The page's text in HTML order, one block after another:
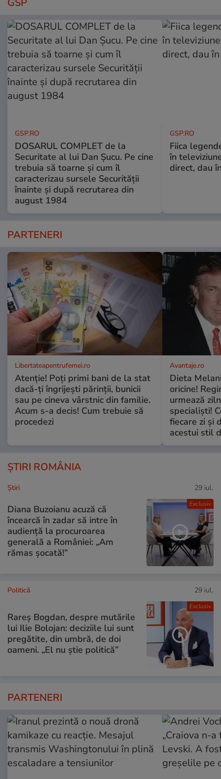
GSP
GSP.RO
DOSARUL COMPLET de la
Securitate al lui Dan Șucu. Pe cine
trebuia să toarne și cum îl
caracterizau sursele Securității
înainte și după recrutarea din
august 1984
GSP.RO
Fiica
în
direct, dau
PARTENERI
Libertateapentrufemei.ro
Atenție! Poți primi bani de la stat
dacă-ți îngrijești părinții, bunicii
sau pe cineva vârstnic din familie.
Acum s-a decis! Cum trebuie să
procedezi
Avantaje.ro
Dieta
oricine!
urmează
specialiști!
fiecare zi și
acestui stil
ȘTIRI ROMÂNIA
Exclusiv
Ştiri 29 iul.
Diana Buzoianu acuză că
încearcă în zadar să intre în
audiență la procuroarea
generală a României: „Am
rămas șocată!”
Exclusiv
Politică 29 iul.
Rareș Bogdan, despre mutările
lui Ilie Bolojan: deciziile lui sunt
pregătite, din umbră, de doi
oameni. „El nu știe politică”
PARTENERI